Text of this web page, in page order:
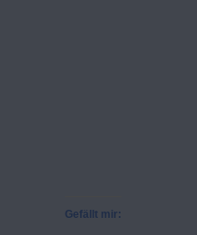
Gefällt mir: